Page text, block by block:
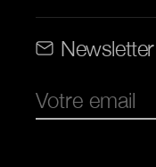
Newsletter